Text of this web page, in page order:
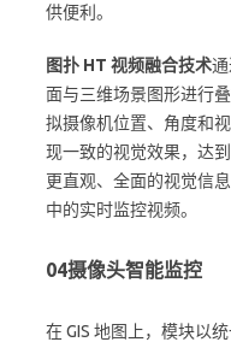
供便利。
图扑 HT 视频融合技术
面与三维场景图形进行
拟摄像机位置、角度和
现一致的视觉效果，达
更直观、全面的视觉信
中的实时监控视频。
04摄像头智能监控
在 GIS 地图上，模块以